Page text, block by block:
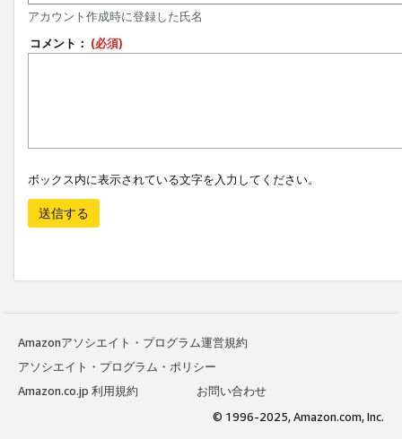
アカウント作成時に登録した氏名
コメント： (必須)
ボックス内に表示されている文字を入力してください。
送信する
Amazonアソシエイト・プログラム運営規約
アソシエイト・プログラム・ポリシー
Amazon.co.jp 利用規約
お問い合わせ
© 1996-2025, Amazon.com, Inc.